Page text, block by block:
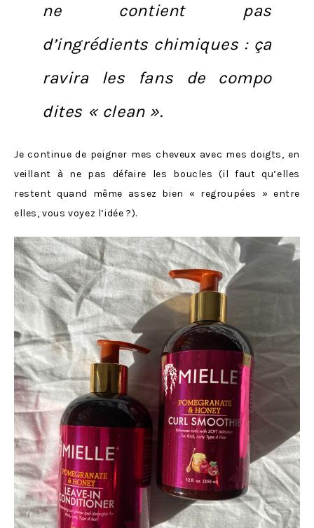
ne contient pas
d’ingrédients chimiques : ça
ravira les fans de compo
dites « clean ».
Je continue de peigner mes cheveux avec mes doigts, en
veillant à ne pas défaire les boucles (il faut qu’elles
restent quand même assez bien « regroupées » entre
elles, vous voyez l’idée ?).